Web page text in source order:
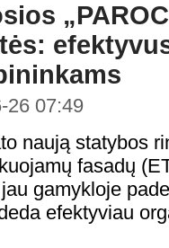
26 07:49
naują statybos
fasadų
gamykloje
efektyviau